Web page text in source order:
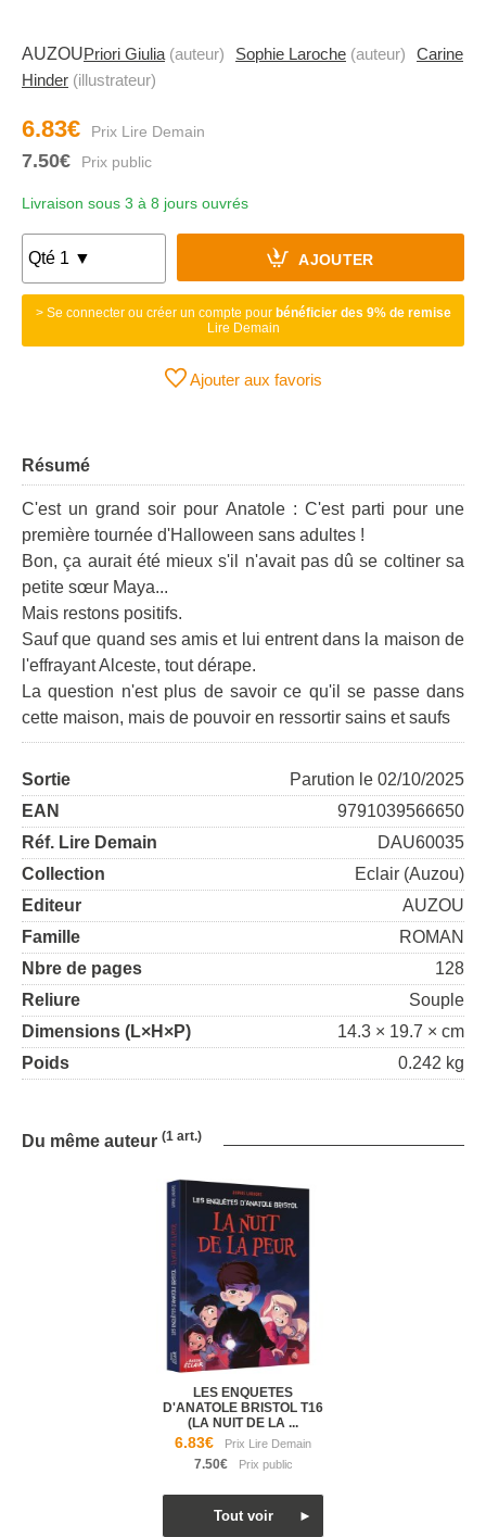
AUZOUPriori Giulia (auteur) Sophie Laroche (auteur)
Carine
Hinder (illustrateur)
6.83€
7.50€
Livraison sous 3 à 8 jours ouvrés
AJOUTER
> Se connecter ou créer un compte pour bénéficier des 9% de remise
Lire Demain
Ajouter aux favoris
Résumé
C'est un grand soir pour Anatole : C'est parti pour une
première tournée d'Halloween sans adultes !
Bon, ça aurait été mieux s'il n'avait pas dû se coltiner sa
petite sœur Maya...
Mais restons positifs.
Sauf que quand ses amis et lui entrent dans la maison de
l'effrayant Alceste, tout dérape.
La question n'est plus de savoir ce qu'il se passe dans
cette maison, mais de pouvoir en ressortir sains et saufs
Sortie
Parution le 02/10/2025
EAN
9791039566650
Réf. Lire Demain
DAU60035
Collection
Eclair (Auzou)
Editeur
AUZOU
Famille
ROMAN
Nbre de pages
128
Reliure
Souple
Dimensions (L×H×P)
14.3 × 19.7 × cm
Poids
0.242 kg
Du même auteur (1 art.)
LES ENQUETES
D'ANATOLE BRISTOL T16
(LA NUIT DE LA ...
6.83€
7.50€